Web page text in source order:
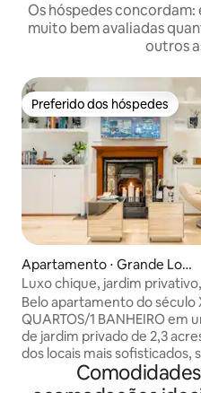
Os hóspedes
muito bem avaliadas
outros
Preferido dos hóspedes
Preferido dos hóspedes
Apartamento ⋅ Grande Lon
dres
Luxo chique, jardim
condicionado e extras
Belo apartamento do século
QUARTOS/1 BANHEIRO em
de jardim privado de 2,3
dos locais mais sofisticados,
convenientes de Londres
principais locais. Metrô